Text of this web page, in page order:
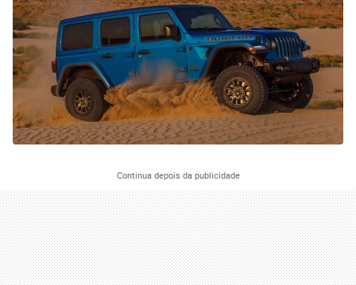
Continua depois da publicidade